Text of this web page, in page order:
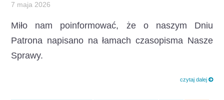
7 maja 2026
Miło nam poinformować, że o naszym Dniu
Patrona napisano na łamach czasopisma Nasze
Sprawy.
czytaj dalej